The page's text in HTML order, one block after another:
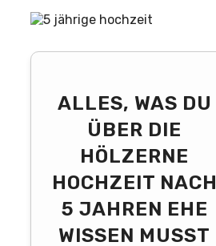
ALLES, WAS DU
ÜBER DIE
HÖLZERNE
HOCHZEIT NACH
5 JAHREN EHE
WISSEN MUSST